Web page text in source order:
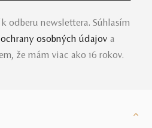
odberu newslettera. Súhlasím
ochrany osobných údajov a
že mám viac ako 16 rokov.